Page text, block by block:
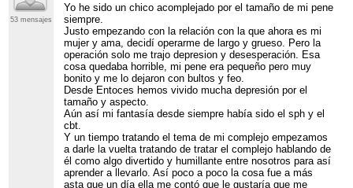
53 mensajes
Yo he sido un chico acomplejado por el tamaño de mi pene
siempre.
Justo empezando con la relación con la que ahora es mi
mujer y ama, decidí operarme de largo y grueso. Pero la
operación solo me trajo depresion y desesperación. Esa
cosa quedaba horrible, mi pene era pequeño pero muy
bonito y me lo dejaron con bultos y feo.
Desde Entoces hemos vivido mucha depresión por el
tamaño y aspecto.
Aún así mi fantasía desde siempre había sido el sph y el
cbt.
Y un tiempo tratando el tema de mi complejo empezamos
a darle la vuelta tratando de tratar el complejo hablando de
él como algo divertido y humillante entre nosotros para así
aprender a llevarlo. Así poco a poco la cosa fue a más
asta que un día ella me contó que le gustaría que me